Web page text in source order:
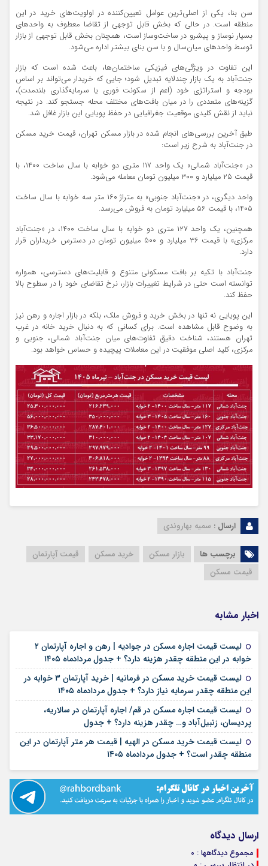
سن بنا، یکی از اصلی‌ترین عوامل تعیین‌کننده در اولویت‌های خرید در این
منطقه است. در حالی که بخش قابل توجهی از تقاضا معطوف به واحدهای
بسیار نوساز و پیشرو در ساخت‌وساز است، همچنان بخش قابل توجهی از بازار
توسط واحدهای میان‌سال و با سن بنای بیشتر اداره می‌شود.
این تفاوت در ویژگی‌های فیزیکی ساختمان‌ها، باعث شده است که بازار
جنت‌آباد به یک بازار چندلایه تبدیل شود؛ جایی که خریدار می‌تواند بر اساس
بودجه و استراتژی خود (اعم از سکونت فوری یا سرمایه‌گذاری بلندمدت)،
گزینه‌های متعددی را در میان بافت‌های مختلف محله جستجو کند. در نتیجه
نباید از نقش کلیدی موقعیت جغرافیایی در حفظ پویایی این بازار غافل شد.
طبق آخرین بررسی‌های انجام شده در بازار مسکن تهران، قیمت خرید مسکن
در جنت‌آباد به شرح زیر است:
در «جنت‌آباد شمالی» یک واحد ۱۱۷ متری دو خوابه با سال ساخت ۱۴۰۰، با
قیمت ۲۵ میلیارد و ۳۰۰ میلیون تومان معامله می‌شود.
واحد دیگری، در «جنت‌آباد جنوبی» به متراژ ۱۶۰ متر سه خوابه با سال ساخت
۱۴۰۵، با قیمت ۵۶ میلیارد تومان به فروش می‌رسد.
همچنین، یک واحد ۱۲۷ متری دو خوابه با سال ساخت ۱۴۰۰، در «جنت‌آباد
مرکزی» با قیمت ۳۶ میلیارد و ۵۰۰ میلیون تومان در دسترس خریداران قرار
دارد.
جنت‌آباد با تکیه بر بافت مسکونی متنوع و قابلیت‌های دسترسی، همواره
توانسته است حتی در شرایط تغییرات بازار، نرخ تقاضای خود را در سطوح بالا
حفظ کند.
این پویایی نه تنها در بخش خرید و فروش ملک، بلکه در بازار اجاره و رهن نیز
به وضوح قابل مشاهده است. برای کسانی که به دنبال خرید خانه در غرب
تهران هستند، شناخت دقیق تفاوت‌های میان جنت‌آباد شمالی، جنوبی و
مرکزی، کلید اصلی موفقیت در این معاملات پیچیده و حساس خواهد بود.
ارسال : سمیه بهاروندی
برچسب ها بازار مسکن خرید مسکن
قیمت آپارتمان‌
قیمت مسکن
اخبار مشابه
لیست قیمت اجاره مسکن در جوادیه | رهن و اجاره آپارتمان ۲
خوابه در این منطقه چقدر هزینه دارد؟ + جدول مردادماه ۱۴۰۵
لیست قیمت خرید مسکن در فرمانیه | خرید آپارتمان ۳ خوابه در
این منطقه چقدر سرمایه نیاز دارد؟ + جدول مردادماه ۱۴۰۵
لیست قیمت اجاره مسکن در قم/ اجاره آپارتمان در سالاریه،
پردیسان، زنبیل‌آباد و… چقدر هزینه دارد؟ + جدول
لیست قیمت خرید مسکن در الهیه | قیمت هر متر آپارتمان در این
منطقه چقدر است؟ + جدول مردادماه ۱۴۰۵
ارسال دیدگاه
مجموع دیدگاهها : 0